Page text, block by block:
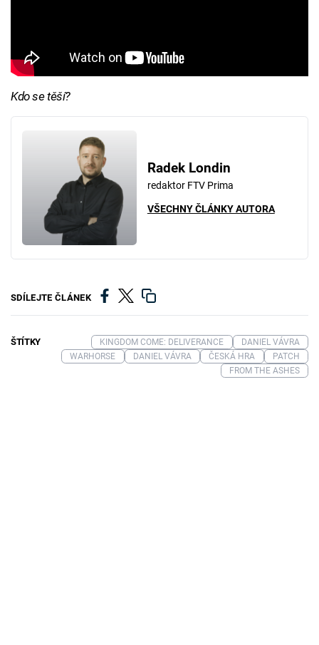
Kdo se těší?
Radek Londin
redaktor FTV Prima
VŠECHNY ČLÁNKY AUTORA
SDÍLEJTE ČLÁNEK
ŠTÍTKY KINGDOM COME: DELIVERANCE
DANIEL VÁVRA
WARHORSE
DANIEL VÁVRA ČESKÁ HRA
PATCH
FROM THE ASHES